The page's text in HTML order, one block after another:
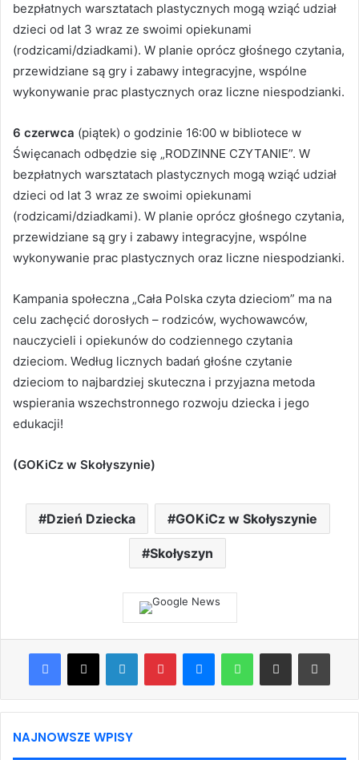
bezpłatnych warsztatach plastycznych mogą wziąć udział
dzieci od lat 3 wraz ze swoimi opiekunami
(rodzicami/dziadkami). W planie oprócz głośnego czytania,
przewidziane są gry i zabawy integracyjne, wspólne
wykonywanie prac plastycznych oraz liczne niespodzianki.
6 czerwca (piątek) o godzinie 16:00 w bibliotece w
Święcanach odbędzie się „RODZINNE CZYTANIE”. W
bezpłatnych warsztatach plastycznych mogą wziąć udział
dzieci od lat 3 wraz ze swoimi opiekunami
(rodzicami/dziadkami). W planie oprócz głośnego czytania,
przewidziane są gry i zabawy integracyjne, wspólne
wykonywanie prac plastycznych oraz liczne niespodzianki.
Kampania społeczna „Cała Polska czyta dzieciom” ma na
celu zachęcić dorosłych – rodziców, wychowawców,
nauczycieli i opiekunów do codziennego czytania
dzieciom. Według licznych badań głośne czytanie
dzieciom to najbardziej skuteczna i przyjazna metoda
wspierania wszechstronnego rozwoju dziecka i jego
edukacji!
(GOKiCz w Skołyszynie)
Dzień Dziecka GOKiCz w Skołyszynie
Skołyszyn
Facebook
X LinkedInPinterestMessengerWhatsAppShare via Email Print
NAJNOWSZE WPISY